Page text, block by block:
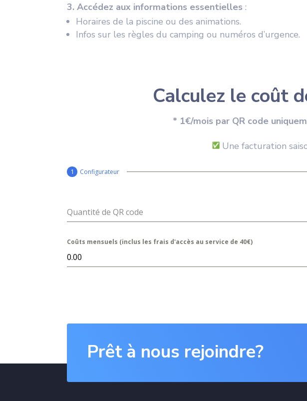
3. Accédez aux informations essentielles:
Horaires de la piscine ou des animations.
Infos sur les règles ducamping ou numéros d’urgence.
Calculez le coût
* 1€/mois par QR code
Une facturation
Configurateur
Quantité de QR code
Coûts mensuels (inclus les frais d'accès au service de 40€)
Prêt à nous rejoindre?